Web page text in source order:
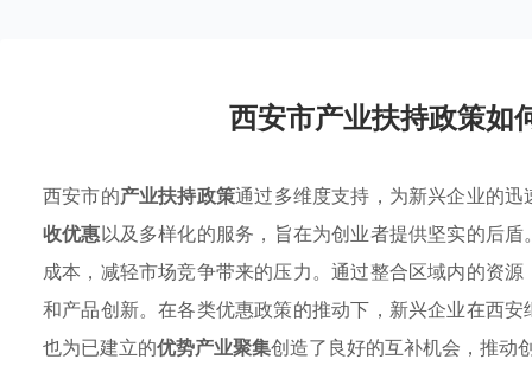
西安市产业扶持政策如
西安市的产业扶持政策通过多维度支持，为新兴企业的
收优惠以及多样化的服务，旨在为创业者提供坚实的后
成本，减轻市场竞争带来的压力。通过整合区域内的资
和产品创新。在各类优惠政策的推动下，新兴企业在西
也为已建立的优势产业聚集创造了良好的互补机会，推动